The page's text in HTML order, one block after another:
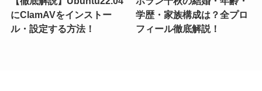
にClamAVをインストー
ル・設定する方法！
学歴・家族構成は？全プロ
フィール徹底解説！